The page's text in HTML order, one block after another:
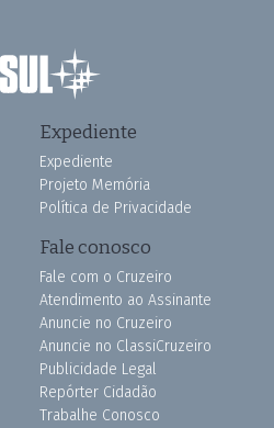
Expediente
Expediente
Projeto Memória
Política de Privacidade
Fale conosco
Fale com o Cruzeiro
Atendimento ao Assinante
Anuncie no Cruzeiro
Anuncie no ClassiCruzeiro
Publicidade Legal
Repórter Cidadão
Trabalhe Conosco